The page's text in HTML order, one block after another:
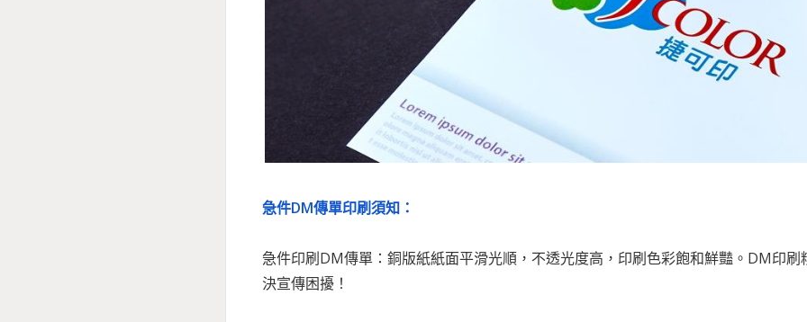
急件DM傳單印刷須知：
急件印刷DM傳單：銅版紙紙面平滑光順，不透光度高，印刷色彩飽和鮮豔。DM印
決宣傳困擾！